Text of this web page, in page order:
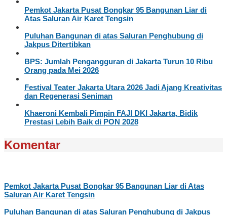
Pemkot Jakarta Pusat Bongkar 95 Bangunan Liar di
Atas Saluran Air Karet Tengsin
Puluhan Bangunan di atas Saluran Penghubung di
Jakpus Ditertibkan
BPS: Jumlah Pengangguran di Jakarta Turun 10 Ribu
Orang pada Mei 2026
Festival Teater Jakarta Utara 2026 Jadi Ajang Kreativitas
dan Regenerasi Seniman
Khaeroni Kembali Pimpin FAJI DKI Jakarta, Bidik
Prestasi Lebih Baik di PON 2028
Komentar
Pemkot Jakarta Pusat Bongkar 95 Bangunan Liar di Atas
Saluran Air Karet Tengsin
Puluhan Bangunan di atas Saluran Penghubung di Jakpus